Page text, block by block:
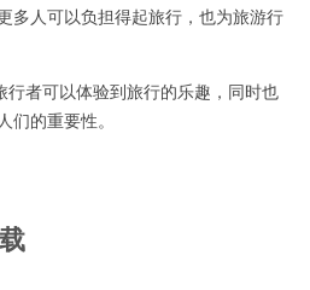
人可以负担得起旅行，也为旅游行
者可以体验到旅行的乐趣，同时也
的重要性。